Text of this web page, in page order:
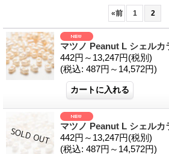
«前 1 2
マツノ Peanut L シェルカ
442円～13,247円(税別)
(税込: 487円～14,572円)
マツノ Peanut L シェルカ
442円～13,247円(税別)
(税込: 487円～14,572円)